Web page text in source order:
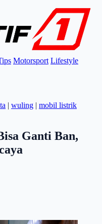
Motorsport Lifestyle
| wuling | mobil listrik
Ganti Ban,